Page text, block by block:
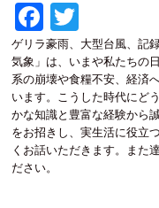
Fa
ce
bo
ok
wi
tte
r
ゲリラ豪雨、大型台風、記
気象」は、いまや私たちの
系の崩壊や食糧不安、経済
います。こうした時代にど
かな知識と豊富な経験から
をお招きし、実生活に役立
くお話いただきます。また
ださい。